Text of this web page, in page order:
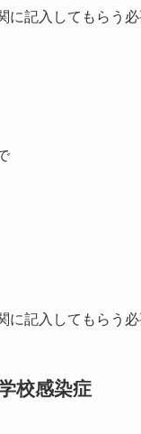
記入してもらう
記入してもらう
校感染症